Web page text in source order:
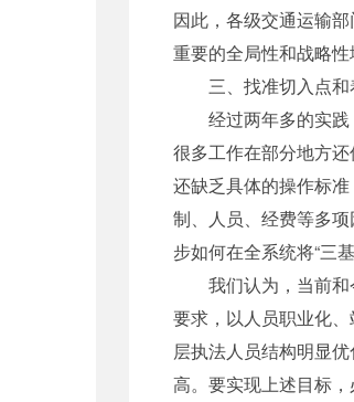
因此，各级交通运输
重要的全局性和战略
三、找准切入点和
经过两年多的实践，
很多工作在部分地方
还缺乏具体的操作标
制、人员、经费等多
步如何在全系统将“三
我们认为，当前和
要求，以人员职业化
层执法人员结构明显
高。要实现上述目标，